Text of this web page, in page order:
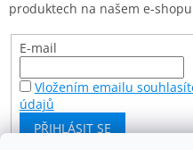
produktech na našem e-
E-mail
Vložením emailu
údajů
PŘIHLÁSIT SE